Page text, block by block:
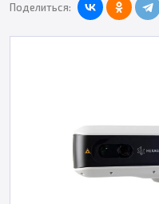
Поделиться: